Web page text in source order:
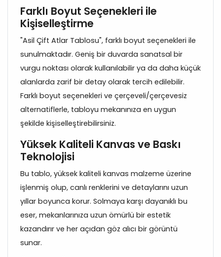
Farklı Boyut Seçenekleri ile
Kişiselleştirme
"Asil Çift Atlar Tablosu", farklı boyut seçenekleri ile
sunulmaktadır. Geniş bir duvarda sanatsal bir
vurgu noktası olarak kullanılabilir ya da daha küçük
alanlarda zarif bir detay olarak tercih edilebilir.
Farklı boyut seçenekleri ve çerçeveli/çerçevesiz
alternatiflerle, tabloyu mekanınıza en uygun
şekilde kişiselleştirebilirsiniz.
Yüksek Kaliteli Kanvas ve Baskı
Teknolojisi
Bu tablo, yüksek kaliteli kanvas malzeme üzerine
işlenmiş olup, canlı renklerini ve detaylarını uzun
yıllar boyunca korur. Solmaya karşı dayanıklı bu
eser, mekanlarınıza uzun ömürlü bir estetik
kazandırır ve her açıdan göz alıcı bir görüntü
sunar.